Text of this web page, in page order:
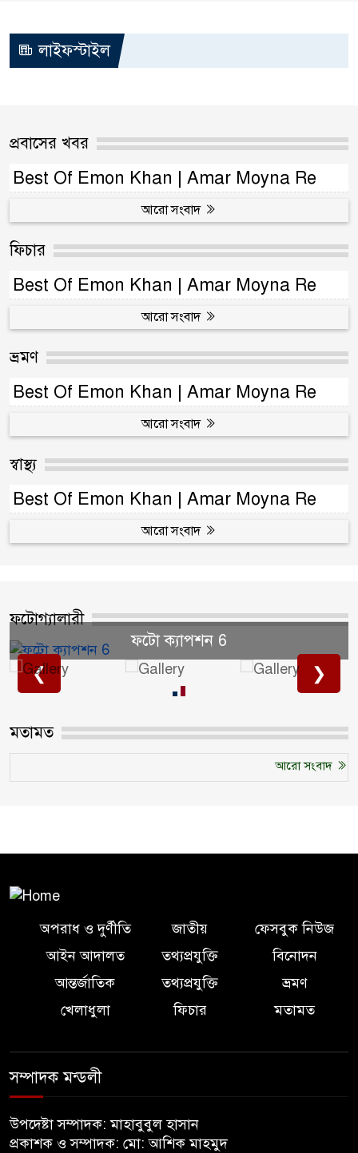
লাইফস্টাইল
প্রবাসের খবর
Best Of Emon Khan | Amar Moyna Re
আরো সংবাদ
ফিচার
Best Of Emon Khan | Amar Moyna Re
আরো সংবাদ
ভ্রমণ
Best Of Emon Khan | Amar Moyna Re
আরো সংবাদ
স্বাস্থ্য
Best Of Emon Khan | Amar Moyna Re
আরো সংবাদ
ফটোগ্যালারী
ফটো ক্যাপশন 6
❮ ❯
মতামত
আরো সংবাদ
অপরাধ ও দুর্ণীতি জাতীয়
ফেসবুক নিউজ
আইন আদালত
তথ্যপ্রযুক্তি
বিনোদন
আন্তর্জাতিক
তথ্যপ্রযুক্তি
ভ্রমণ
খেলাধুলা
ফিচার মতামত
সম্পাদক মন্ডলী
উপদেষ্টা সম্পাদক: মাহাবুবুল হাসান
প্রকাশক ও সম্পাদক: মো: আশিক মাহমুদ